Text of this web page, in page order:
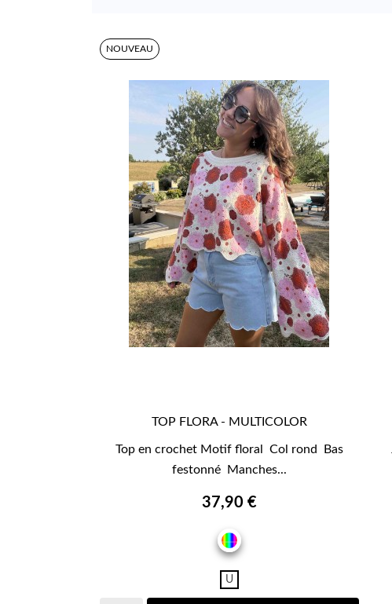
NOUVEAU
TOP FLORA - MULTICOLOR
Top en crochet Motif floral Col rond Bas
festonné Manches...
37,90 €
MULTICOLOR
U